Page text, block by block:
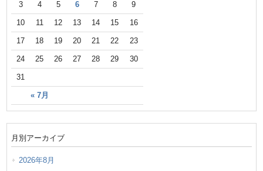
« 7月
3 4 5 6 7 8 9
10 11 12 13 14 15 16
17 18 19 20 21 22 23
24 25 26 27 28 29 30
31
月別アーカイブ
2026年8月